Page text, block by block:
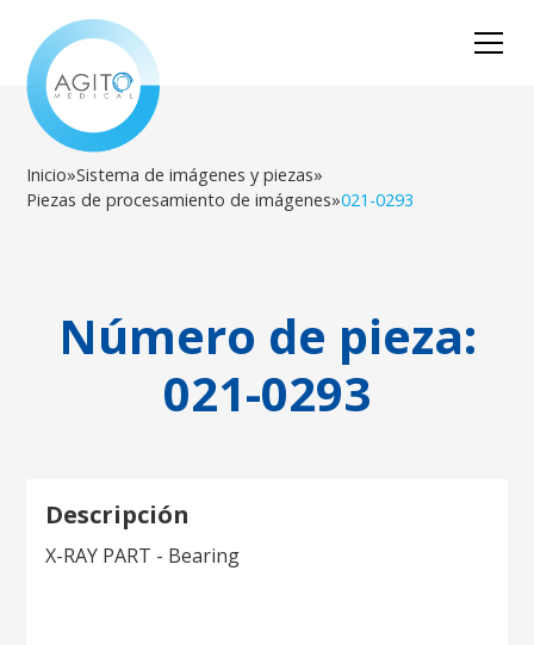
Inicio»Sistema de imágenes y piezas»
Piezas de procesamiento de imágenes»021-0293
Número de pieza:
021-0293
Descripción
X-RAY PART - Bearing